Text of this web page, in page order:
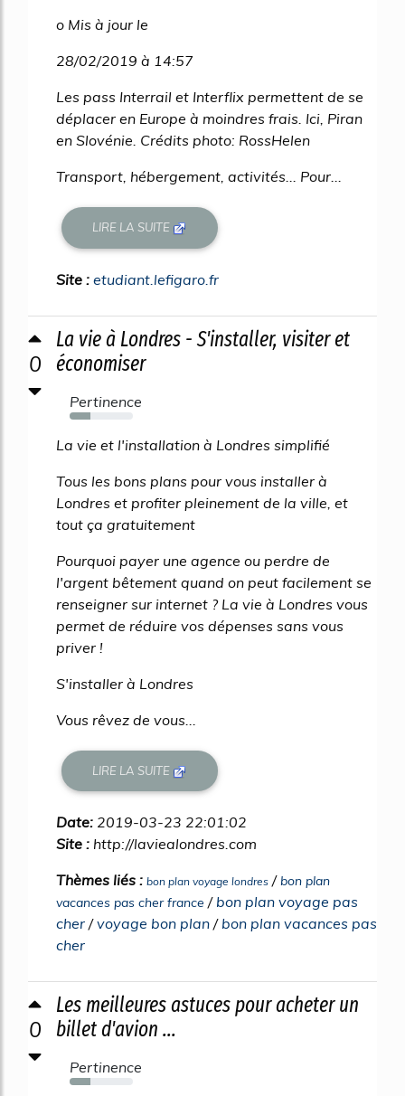
o Mis à jour le
28/02/2019 à 14:57
Les pass Interrail et Interflix permettent de se
déplacer en Europe à moindres frais. Ici, Piran
en Slovénie. Crédits photo: RossHelen
Transport, hébergement, activités... Pour...
LIRE LA SUITE
Site : etudiant.lefigaro.fr
0
La vie à Londres - S'installer, visiter et
économiser
Pertinence
33%
La vie et l'installation à Londres simplifié
Tous les bons plans pour vous installer à
Londres et profiter pleinement de la ville, et
tout ça gratuitement
Pourquoi payer une agence ou perdre de
l'argent bêtement quand on peut facilement se
renseigner sur internet ? La vie à Londres vous
permet de réduire vos dépenses sans vous
priver !
S'installer à Londres
Vous rêvez de vous...
LIRE LA SUITE
Date: 2019-03-23 22:01:02
Site : http://laviealondres.com
Thèmes liés : bon plan voyage londres /bon plan
vacances pas cher france / bon plan voyage pas
cher /voyage bon plan / bon plan vacances pas
cher
0
Les meilleures astuces pour acheter un
billet d'avion ...
Pertinence
33%